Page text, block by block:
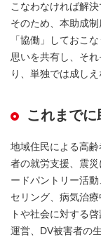
こなわなければ解
そのため、本助成
「協働」しておこ
思いを共有し、そ
り、単独では成し
これまでに
地域住民による高
者の就労支援、震
ードパントリー活
セリング、病気治
トや社会に対する
運営、DV被害者の